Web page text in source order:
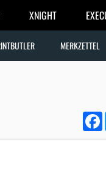
XNIGHT
MERKZETTEL